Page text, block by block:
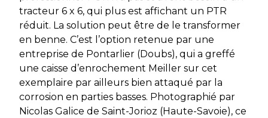
tracteur 6 x 6, qui plus est affichant un PTR
réduit. La solution peut être de le transformer
en benne. C’est l’option retenue par une
entreprise de Pontarlier (Doubs), qui a greffé
une caisse d’enrochement Meiller sur cet
exemplaire par ailleurs bien attaqué par la
corrosion en parties basses. Photographié par
Nicolas Galice de Saint-Jorioz (Haute-Savoie), ce